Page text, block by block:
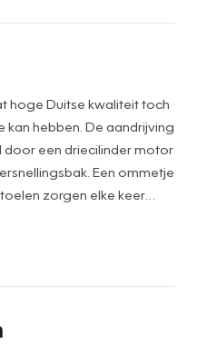
hoge Duitse kwaliteit toch
kan hebben. De aandrijving
een driecilinder motor
Een ommetje
zorgen elke keer
uitrusting van deze auto
velgen, LED-
in delen neerklapbare
kosten veroorzaken.